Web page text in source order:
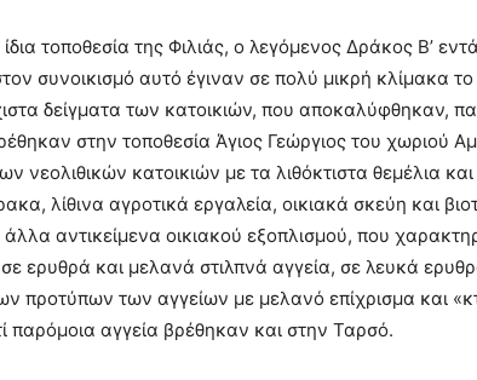
τοποθεσία της Φιλιάς, ο λεγόμενος Δράκος Β’
συνοικισμό αυτό έγιναν σε πολύ μικρή κλίμακα
δείγματα των κατοικιών, που αποκαλύφθηκαν,
στην τοποθεσία Άγιος Γεώργιος του χωριού
νεολιθικών κατοικιών με τα λιθόκτιστα θεμέλια
λίθινα αγροτικά εργαλεία, οικιακά σκεύη και
αντικείμενα οικιακού εξοπλισμού, που
ερυθρά και μελανά στιλπνά αγγεία, σε λευκά
προτύπων των αγγείων με μελανό επίχρισμα και
παρόμοια αγγεία βρέθηκαν και στην Ταρσό.